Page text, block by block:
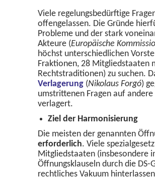
Viele regelungsbedürftige
offengelassen. Die Gründe
Probleme und der stark
Akteure (Europäische
höchst unterschiedlichen
Fraktionen, 28 Mitgliedstaaten
Rechtstraditionen) zu suchen.
Verlagerung (Nikolaus Forgó)
umstrittenen Fragen auf
verlagert.
Ziel der Harmonisierung
Die meisten der genannten
erforderlich. Viele
Mitgliedstaaten (insbesondere
Öffnungsklauseln durch die
rechtliches Vakuum